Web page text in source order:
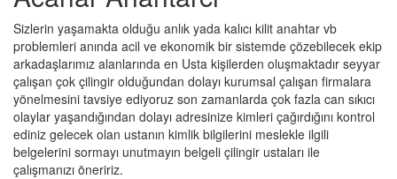
Sizlerin yaşamakta olduğu anlık yada kalıcı kilit anahtar vb
problemleri anında acil ve ekonomik bir sistemde çözebilecek ekip
arkadaşlarımız alanlarında en Usta kişilerden oluşmaktadır seyyar
çalışan çok çilingir olduğundan dolayı kurumsal çalışan firmalara
yönelmesini tavsiye ediyoruz son zamanlarda çok fazla can sıkıcı
olaylar yaşandığından dolayı adresinize kimleri çağırdığını kontrol
ediniz gelecek olan ustanın kimlik bilgilerini meslekle ilgili
belgelerini sormayı unutmayın belgeli çilingir ustaları ile
çalışmanızı öneririz.